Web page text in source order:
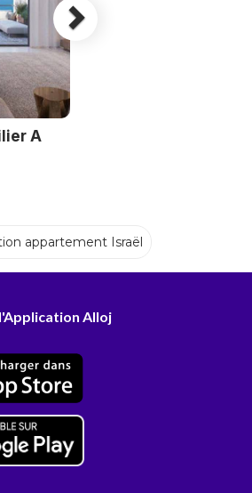
A
appartement Israël
Alloj